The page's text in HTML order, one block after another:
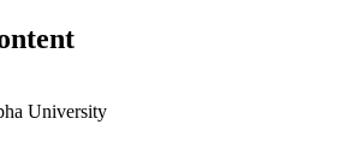
University